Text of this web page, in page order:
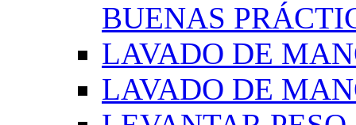
BUENAS
LAVADO DE
LAVADO DE